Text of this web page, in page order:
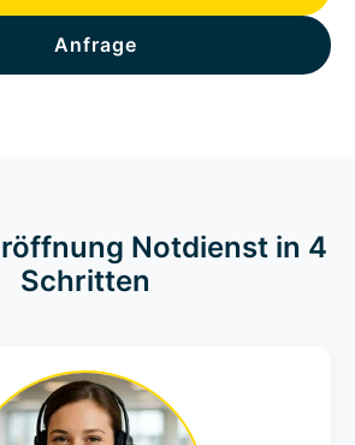
Anfrage
Notdienst in 4
Schritten